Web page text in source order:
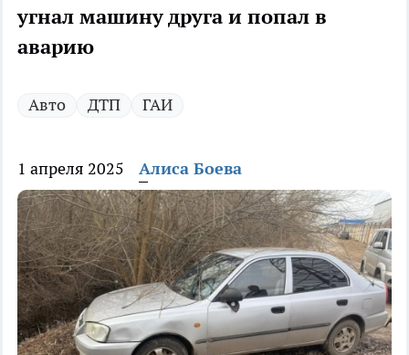
угнал машину друга и попал в
аварию
Авто ДТП ГАИ
1 апреля 2025 Алиса Боева